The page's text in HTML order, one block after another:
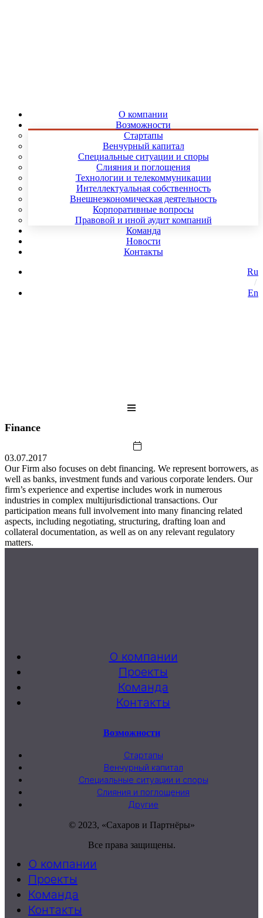
О компании
Возможности
Стартапы
Венчурный капитал
Специальные ситуации и споры
Слияния и поглощения
Технологии и телекоммуникации
Интеллектуальная собственность
Внешнеэкономическая деятельность
Корпоративные вопросы
Правовой и иной аудит компаний
Команда
Новости
Контакты
Ru
En
Finance
03.07.2017
Our Firm also focuses on debt financing. We represent borrowers, as
well as banks, investment funds and various corporate lenders. Our
firm’s experience and expertise includes work in numerous
industries in complex multijurisdictional transactions. Our
participation means full involvement into many financing related
aspects, including negotiating, structuring, drafting loan and
collateral documentation, as well as on any relevant regulatory
matters.
О компании
Проекты
Команда
Контакты
Возможности
Стартапы
Венчурный капитал
Специальные ситуации и споры
Слияния и поглощения
Другие
© 2023, «Сахаров и Партнёры»
Все права защищены.
О компании
Проекты
Команда
Контакты